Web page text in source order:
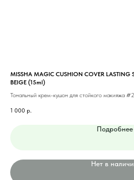
MISSHA MAGIC CUSHION COVER LASTING
BEIGE (15ml)
Тональный крем-кушон для стойкого макияжа
1 000 р.
Подробнее
Нет в